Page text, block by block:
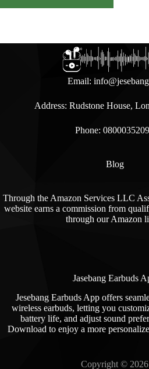
Email:
Address: Rudstone House,
Phone:
Blog
Through the Amazon Services LLC
website earns a commission from
through our Amazon
Jasebang Earbuds
Jesebang Earbuds App offers
wireless earbuds, letting you
battery life, and adjust sound
Download to enjoy a more
Copyright © 2026